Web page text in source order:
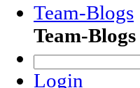
Team-Blogs
Team-Blogs
Login